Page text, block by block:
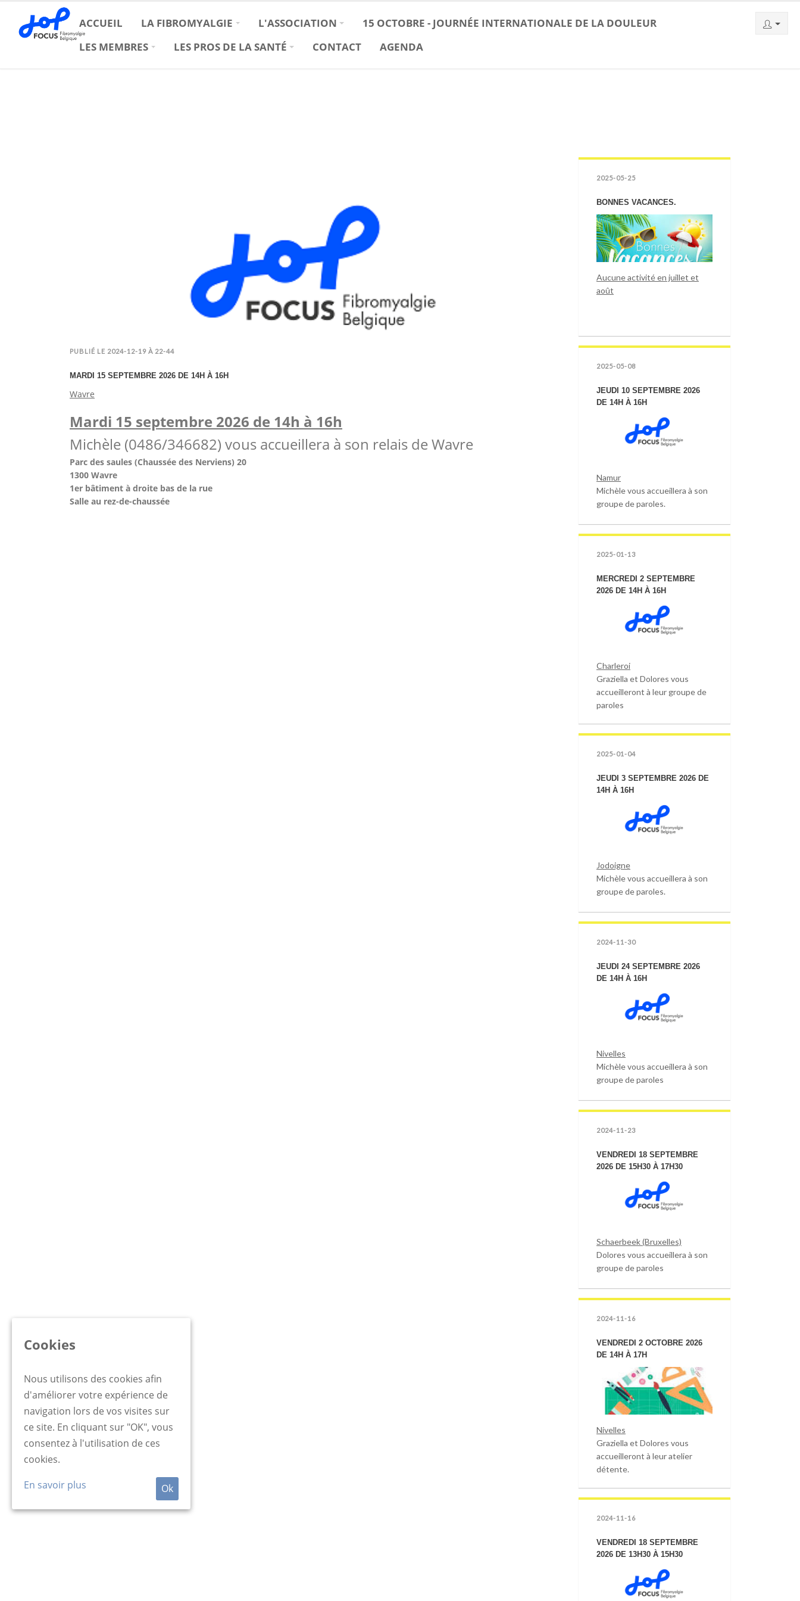
ACCUEIL LA FIBROMYALGIE L'ASSOCIATION
15 OCTOBRE - JOURNÉE INTERNATIONALE DE LA DOULEUR
LES MEMBRES
LES PROS DE LA SANTÉ CONTACT AGENDA
PUBLIÉ LE 2024-12-19 À 22-44
MARDI 15 SEPTEMBRE 2026 DE 14H À 16H
Wavre
Mardi 15 septembre 2026 de 14h à 16h
Michèle (0486/346682) vous accueillera à son relais de Wavre
Parc des saules (Chaussée des Nerviens) 20
1300 Wavre
1er bâtiment à droite bas de la rue
Salle au rez-de-chaussée
2025-05-25
BONNES VACANCES.
Aucune activité en juillet et
août
2025-05-08
JEUDI 10 SEPTEMBRE 2026
DE 14H À 16H
Namur
Michèle vous accueillera à son
groupe de paroles.
2025-01-13
MERCREDI 2 SEPTEMBRE
2026 DE 14H À 16H
Charleroi
Graziella et Dolores vous
accueilleront à leur groupe de
paroles
2025-01-04
JEUDI 3 SEPTEMBRE 2026 DE
14H À 16H
Jodoigne
Michèle vous accueillera à son
groupe de paroles.
2024-11-30
JEUDI 24 SEPTEMBRE 2026
DE 14H À 16H
Nivelles
Michèle vous accueillera à son
groupe de paroles
2024-11-23
VENDREDI 18 SEPTEMBRE
2026 DE 15H30 À 17H30
Schaerbeek (Bruxelles)
Dolores vous accueillera à son
groupe de paroles
2024-11-16
VENDREDI 2 OCTOBRE 2026
DE 14H À 17H
Nivelles
Graziella et Dolores vous
accueilleront à leur atelier
détente.
2024-11-16
VENDREDI 18 SEPTEMBRE
2026 DE 13H30 À 15H30
Cookies
Nous utilisons des cookies afin
d'améliorer votre expérience de
navigation lors de vos visites sur
ce site. En cliquant sur "OK", vous
consentez à l'utilisation de ces
cookies.
En savoir plus
Ok